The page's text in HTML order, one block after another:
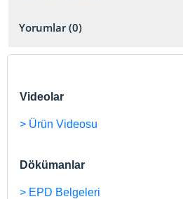
Yorumlar (0)
Videolar
> Ürün Videosu
Dökümanlar
> EPD Belgeleri